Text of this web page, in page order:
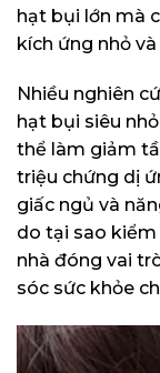
hạt bụi lớn mà
kích ứng nhỏ
Nhiều nghiên
hạt bụi siêu
thể làm giảm
triệu chứng dị
giấc ngủ và
do tại sao
nhà đóng vai
sóc sức khỏe